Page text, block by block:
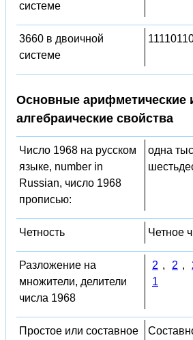
системе
3660 в двоичной
системе
Основные арифметические
алгебраические свойства
Число 1968 на русском
языке, number in
Russian, число 1968
прописью:
одна
Четность Четное
Разложение на
множители, делители
числа 1968
2 , 2 ,
1
Простое или составное